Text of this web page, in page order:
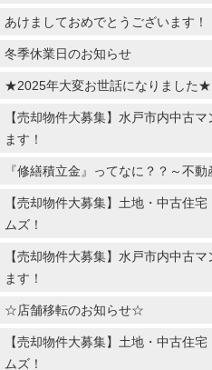
あけましておめでとうございます！
冬季休業日のお知らせ
★2025年大変お世話になりました★
【売却物件大募集】水戸市内中古
ます！
『修繕積立金』ってなに？？～不
【売却物件大募集】土地・中古住
ムズ！
【売却物件大募集】水戸市内中古
ます！
☆店舗移転のお知らせ☆
【売却物件大募集】土地・中古住
ムズ！